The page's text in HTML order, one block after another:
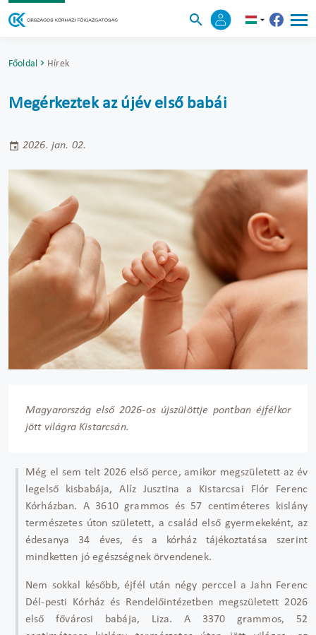
Főoldal Hírek
Megérkeztek az újév első babái
2026. jan. 02.
Magyarország első 2026-os újszülöttje pontban éjfélkor
jött világra Kistarcsán.
Még el sem telt 2026 első perce, amikor megszületett az év
legelső kisbabája, Alíz Jusztina a Kistarcsai Flór Ferenc
Kórházban. A 3610 grammos és 57 centiméteres kislány
természetes úton született, a család első gyermekeként, az
édesanya 34 éves, és a kórház tájékoztatása szerint
mindketten jó egészségnek örvendenek.
Nem sokkal később, éjfél után négy perccel a Jahn Ferenc
Dél-pesti Kórház és Rendelőintézetben megszületett 2026
első fővárosi babája, Liza. A 3370 grammos, 52